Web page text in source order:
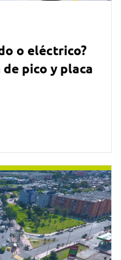
o eléctrico?
pico y placa